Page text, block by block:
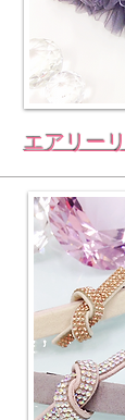
エアリー